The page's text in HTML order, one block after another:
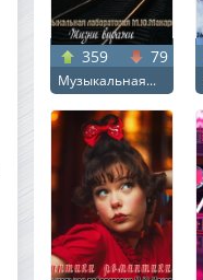
359 79
Музыкальная...